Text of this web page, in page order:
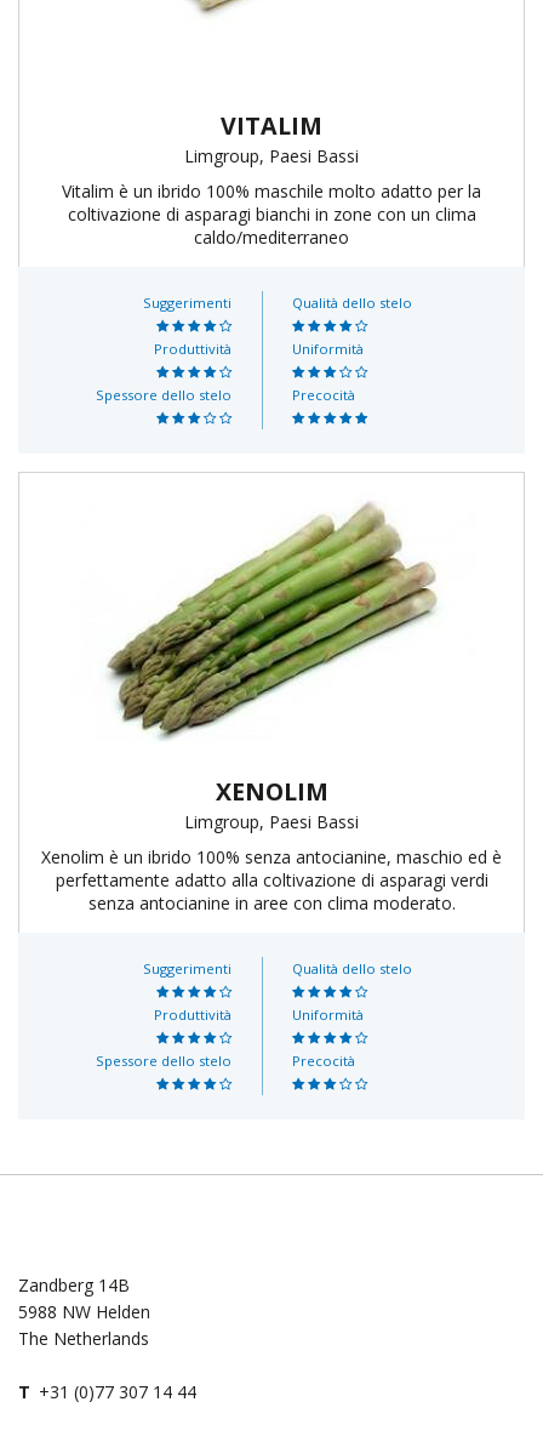
VITALIM
Limgroup, Paesi Bassi
Vitalim è un ibrido 100% maschile molto adatto per la
coltivazione di asparagi bianchi in zone con un clima
caldo/mediterraneo
Suggerimenti
Produttività
Spessore dello stelo
Qualità dello stelo
Uniformità
Precocità
XENOLIM
Limgroup, Paesi Bassi
Xenolim è un ibrido 100% senza antocianine, maschio ed è
perfettamente adatto alla coltivazione di asparagi verdi
senza antocianine in aree con clima moderato.
Suggerimenti
Produttività
Spessore dello stelo
Qualità dello stelo
Uniformità
Precocità
Zandberg 14B
5988 NW Helden
The Netherlands
T +31 (0)77 307 14 44